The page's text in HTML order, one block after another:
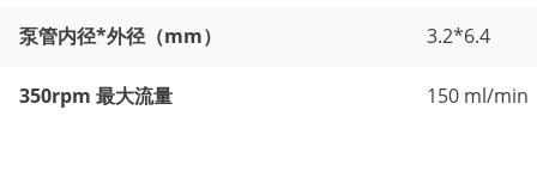
泵管内径*外径（mm） 3.2*6.4
350rpm 最大流量 150 ml/min